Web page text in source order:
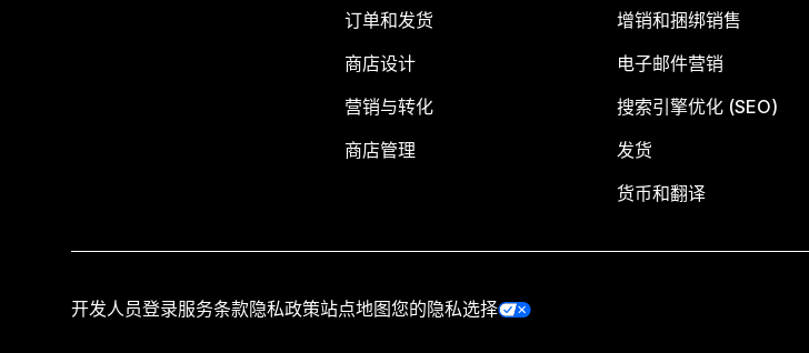
订单和发货
商店设计
营销与转化
商店管理
增销和捆绑销售
电子邮件营销
搜索引擎优化 (SEO)
发货
货币和翻译
开发人员登录服务条款隐私政策站点地图您的隐私选择